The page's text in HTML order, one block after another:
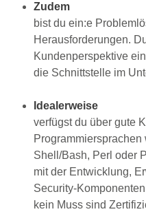
Zudem
bist du ein:e
Herausforderungen.
Kundenperspektive
die Schnittstelle im
Idealerweise
verfügst du über gute
Programmiersprachen
Shell/Bash, Perl oder
mit der Entwicklung,
Security-
kein Muss sind